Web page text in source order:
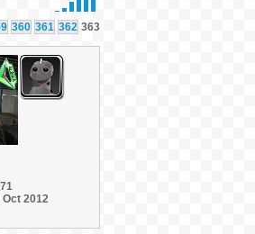
360 361 362 363
Oct 2012